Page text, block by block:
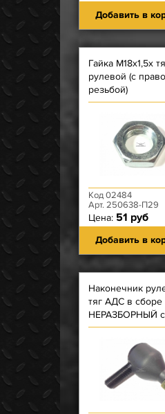
Добавить в
Гайка М18х1,5х
рулевой (с
резьбой)
Код 02484
Арт. 250638-П29
Цена: 51 руб
Добавить в
Наконечник
тяг АДС в сборе
НЕРАЗБОРНЫЙ с
правой резьбой